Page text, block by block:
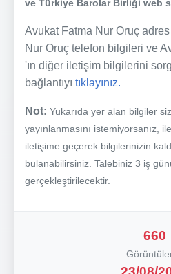
ve Türkiye Barolar Birliği web
Avukat Fatma Nur Oruç
Nur Oruç telefon bilgileri ve
'ın diğer iletişim bilgilerini
bağlantıyı tıklayınız.
Not: Yukarıda yer alan bilgiler
yayınlanmasını istemiyorsanız,
iletişime geçerek bilgilerinizin
bulanabilirsiniz. Talebiniz 3 iş
gerçekleştirilecektir.
660